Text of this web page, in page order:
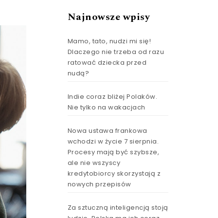
Najnowsze wpisy
Mamo, tato, nudzi mi się!
Dlaczego nie trzeba od razu
ratować dziecka przed
nudą?
Indie coraz bliżej Polaków.
Nie tylko na wakacjach
Nowa ustawa frankowa
wchodzi w życie 7 sierpnia.
Procesy mają być szybsze,
ale nie wszyscy
kredytobiorcy skorzystają z
nowych przepisów
Za sztuczną inteligencją stoją